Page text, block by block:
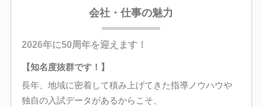
会社・仕事の魅力
2026年に50周年を迎えます！
【知名度抜群です！】
長年、地域に密着して積み上げてきた指導ノウハウや
独自の入試データがあるからこそ、